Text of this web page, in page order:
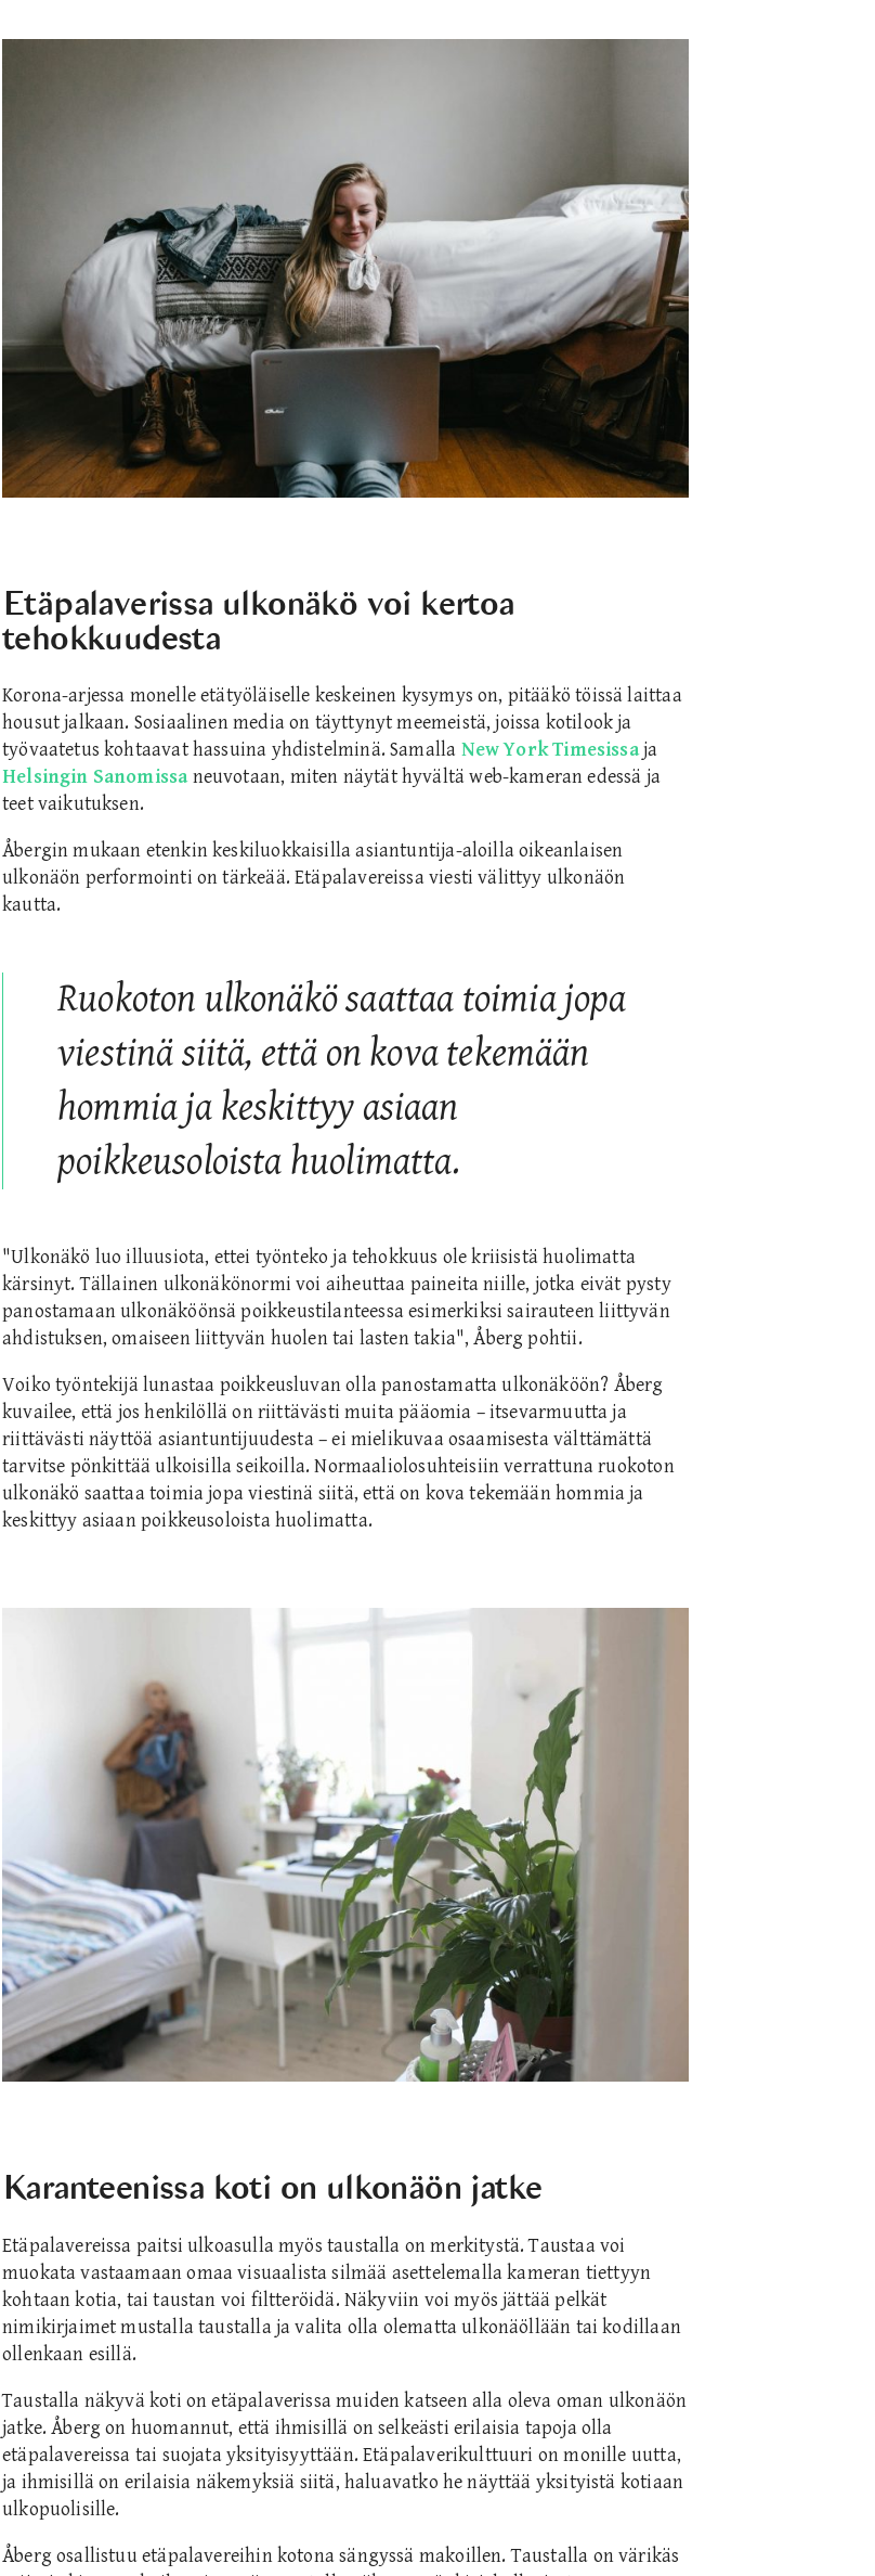
Etäpalaverissa ulkonäkö voi kertoa
tehokkuudesta
Korona-arjessa monelle etätyöläiselle keskeinen kysymys on, pitääkö töissä laittaa
housut jalkaan. Sosiaalinen media on täyttynyt meemeistä, joissa kotilook ja
työvaatetus kohtaavat hassuina yhdistelminä. Samalla New York Timesissaja
Helsingin Sanomissaneuvotaan, miten näytät hyvältä web-kameran edessä ja
teet vaikutuksen.
Åbergin mukaan etenkin keskiluokkaisilla asiantuntija-aloilla oikeanlaisen
ulkonäön performointi on tärkeää. Etäpalavereissa viesti välittyy ulkonäön
kautta.
Ruokoton ulkonäkö saattaa toimia jopa
viestinä siitä, että on kova tekemään
hommia ja keskittyy asiaan
poikkeusoloista huolimatta.
"Ulkonäkö luo illuusiota, ettei työnteko ja tehokkuus ole kriisistä huolimatta
kärsinyt. Tällainen ulkonäkönormi voi aiheuttaa paineita niille, jotka eivät pysty
panostamaan ulkonäköönsä poikkeustilanteessa esimerkiksi sairauteen liittyvän
ahdistuksen, omaiseen liittyvän huolen tai lasten takia", Åberg pohtii.
Voiko työntekijä lunastaa poikkeusluvan olla panostamatta ulkonäköön? Åberg
kuvailee, että jos henkilöllä on riittävästi muita pääomia – itsevarmuutta ja
riittävästi näyttöä asiantuntijuudesta – ei mielikuvaa osaamisesta välttämättä
tarvitse pönkittää ulkoisilla seikoilla. Normaaliolosuhteisiin verrattuna ruokoton
ulkonäkö saattaa toimia jopa viestinä siitä, että on kova tekemään hommia ja
keskittyy asiaan poikkeusoloista huolimatta.
Karanteenissa koti on ulkonäön jatke
Etäpalavereissa paitsi ulkoasulla myös taustalla on merkitystä. Taustaa voi
muokata vastaamaan omaa visuaalista silmää asettelemalla kameran tiettyyn
kohtaan kotia, tai taustan voi filtteröidä. Näkyviin voi myös jättää pelkät
nimikirjaimet mustalla taustalla ja valita olla olematta ulkonäöllään tai kodillaan
ollenkaan esillä.
Taustalla näkyvä koti on etäpalaverissa muiden katseen alla oleva oman ulkonäön
jatke. Åberg on huomannut, että ihmisillä on selkeästi erilaisia tapoja olla
etäpalavereissa tai suojata yksityisyyttään. Etäpalaverikulttuuri on monille uutta,
ja ihmisillä on erilaisia näkemyksiä siitä, haluavatko he näyttää yksityistä kotiaan
ulkopuolisille.
Åberg osallistuu etäpalavereihin kotona sängyssä makoillen. Taustalla on värikäs